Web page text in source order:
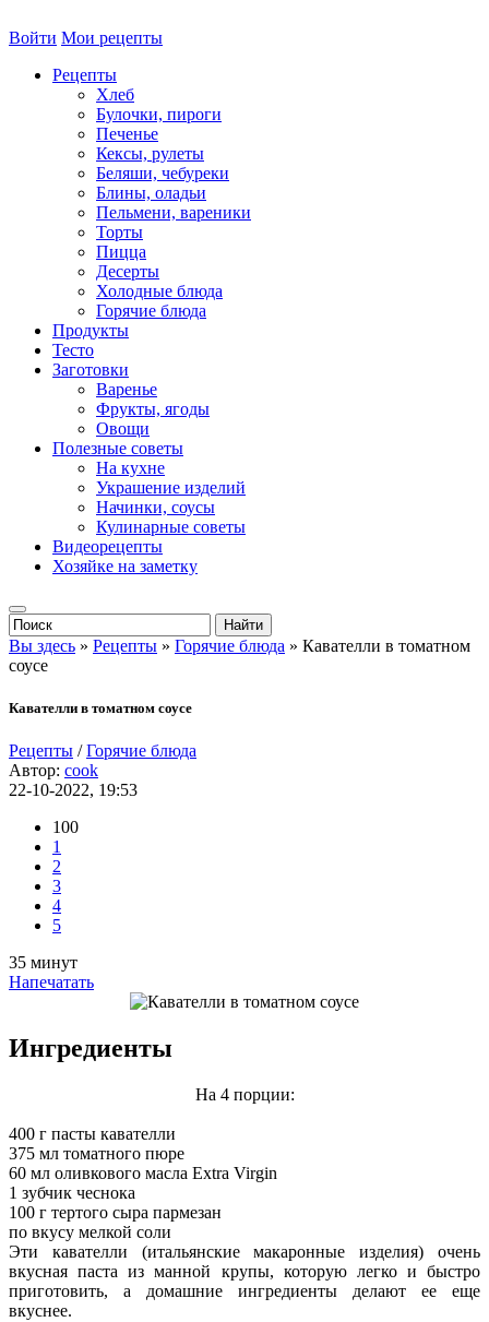
Войти Мои рецепты
Рецепты
Хлеб
Булочки, пироги
Печенье
Кексы, рулеты
Беляши, чебуреки
Блины, оладьи
Пельмени, вареники
Торты
Пицца
Десерты
Холодные блюда
Горячие блюда
Продукты
Тесто
Заготовки
Варенье
Фрукты, ягоды
Овощи
Полезные советы
На кухне
Украшение изделий
Начинки, соусы
Кулинарные советы
Видеорецепты
Хозяйке на заметку
Вы здесь » Рецепты » Горячие блюда » Кавателли в томатном
соусе
Кавателли в томатном соусе
Рецепты /Горячие блюда
Автор: cook
22-10-2022, 19:53
100
1
2
3
4
5
35 минут
Напечатать
Ингредиенты
На 4 порции:
400 г пасты кавателли
375 мл томатного пюре
60 мл оливкового масла Extra Virgin
1 зубчик чеснока
100 г тертого сыра пармезан
по вкусу мелкой соли
Эти кавателли (итальянские макаронные изделия) очень
вкусная паста из манной крупы, которую легко и быстро
приготовить, а домашние ингредиенты делают ее еще
вкуснее.